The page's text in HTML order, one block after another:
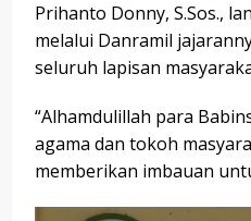
Prihanto Donny, S.Sos.,
melalui Danramil
seluruh lapisan
“Alhamdulillah para
agama dan tokoh
memberikan imbauan